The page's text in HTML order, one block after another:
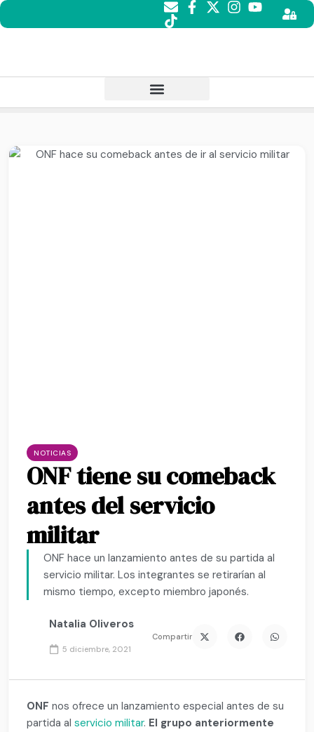
NOTICIAS
ONF tiene su comeback
antes del servicio
militar
ONF hace un lanzamiento antes de su partida al
servicio militar. Los integrantes se retirarían al
mismo tiempo, excepto miembro japonés.
Natalia Oliveros
5 diciembre, 2021
Compartir
ONFnos ofrece un lanzamiento especial antes de su
partida alservicio militar. El grupo anteriormente